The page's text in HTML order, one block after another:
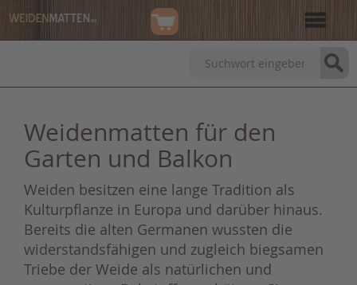
Weidenmatten für den
Garten und Balkon
Weiden besitzen eine lange Tradition als
Kulturpflanze in Europa und darüber hinaus.
Bereits die alten Germanen wussten die
widerstandsfähigen und zugleich biegsamen
Triebe der Weide als natürlichen und